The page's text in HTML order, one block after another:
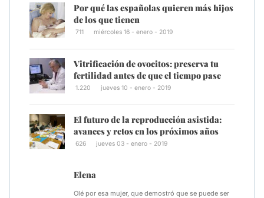
Por qué las españolas quieren más hijos
de los que tienen
711 miércoles 16 - enero - 2019
Vitrificación de ovocitos: preserva tu
fertilidad antes de que el tiempo pase
1.220 jueves 10 - enero - 2019
El futuro de la reproducción asistida:
avances y retos en los próximos años
626 jueves 03 - enero - 2019
Elena
Olé por esa mujer, que demostró que se puede ser